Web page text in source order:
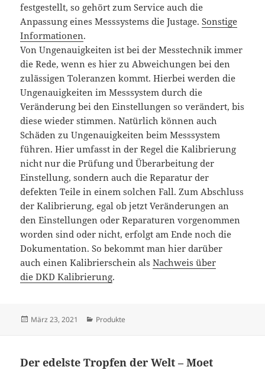
festgestellt, so gehört zum Service auch die
Anpassung eines Messsystems dieJustage.Sonstige
Informationen.
Von Ungenauigkeiten ist bei der Messtechnik immer
die Rede, wenn es hier zu Abweichungen bei den
zulässigen Toleranzen kommt. Hierbei werden die
Ungenauigkeiten im Messsystem durch die
Veränderung bei den Einstellungen so verändert, bis
diese wieder stimmen. Natürlich können auch
Schäden zu Ungenauigkeiten beim Messsystem
führen. Hier umfasst in der Regel die Kalibrierung
nicht nur die Prüfung und Überarbeitung der
Einstellung, sondern auch die Reparatur der
defekten Teile in einem solchen Fall. Zum Abschluss
der Kalibrierung, egal ob jetzt Veränderungen an
den Einstellungen oder Reparaturen vorgenommen
worden sind oder nicht, erfolgt am Ende noch die
Dokumentation. So bekommt man hier darüber
auch einenKalibrierschein alsNachweis über
dieDKD Kalibrierung.
Veröffentlicht
März 23, 2021 Kategorien
Produkte
Der edelste Tropfen der Welt – Moet